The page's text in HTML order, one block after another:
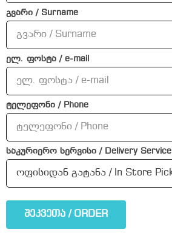
გვარი / Surname
ელ. ფოსტა / e-mail
ტელეფონი / Phone
საკურიერო სერვისი / Delivery Service
შეკვეთა / ORDER